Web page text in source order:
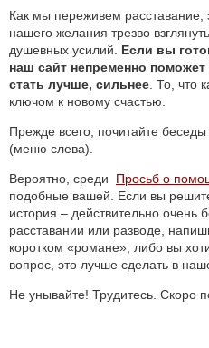
Как мы переживем расставание,
нашего желания трезво
душевных усилий. Если вы
наш сайт непременно
стать лучше, сильнее . То, что
ключом к новому счастью.
Прежде всего, почитайте
(меню слева).
Вероятно, среди Просьб о
подобные вашей. Если вы
история – действительно очень
расставании или разводе,
коротком «романе», либо вы
вопрос, это лучше сделать в
Не унывайте! Трудитесь. Скоро